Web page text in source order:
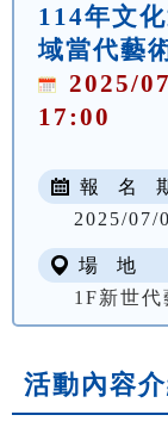
114年文
域當代藝
2025/
17:00
報 名
2025/07/
場 地
1F新世代
活動內容